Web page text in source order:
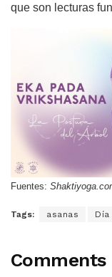
que son lecturas
Fuentes:
Tags: asanas Día
Comments